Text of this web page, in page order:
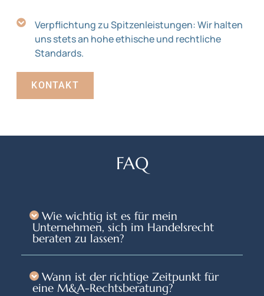
Verpflichtung zu Spitzenleistungen: Wir halten
uns stets an hohe ethische und rechtliche
Standards.
KONTAKT
FAQ
Wie wichtig ist es für mein
Unternehmen, sich im Handelsrecht
beraten zu lassen?
Wann ist der richtige Zeitpunkt für
eine M&A-Rechtsberatung?